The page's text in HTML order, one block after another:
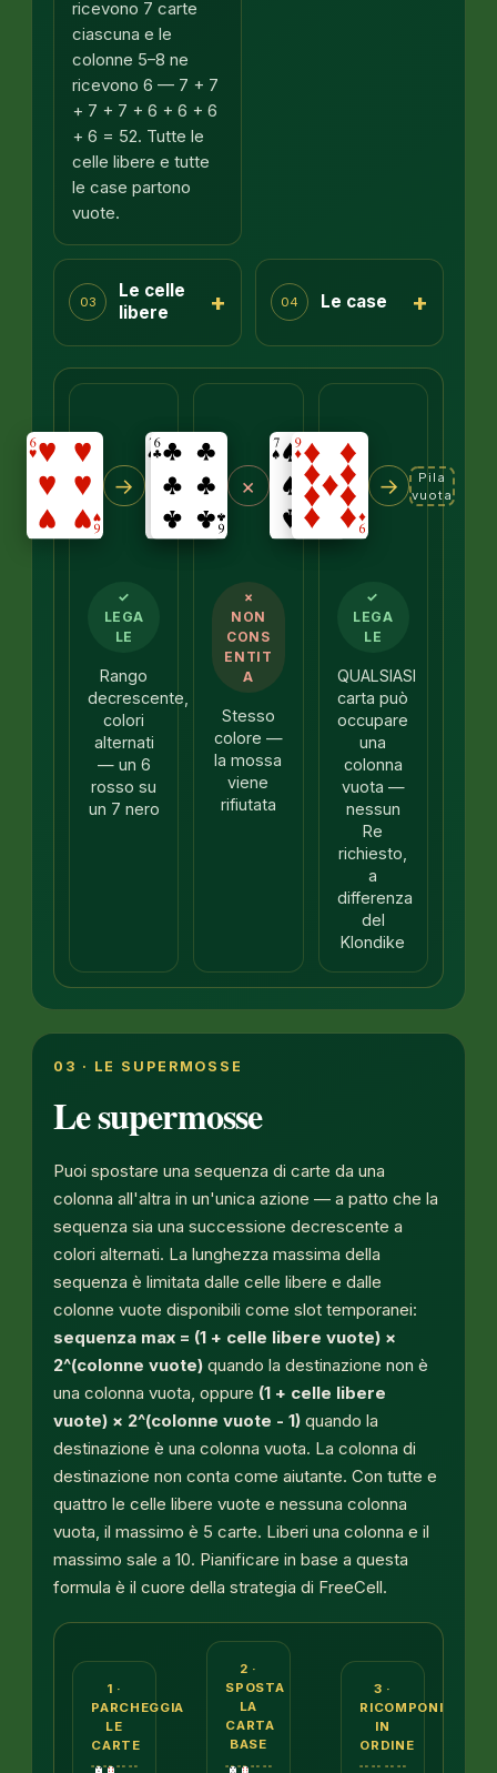
ricevono 7 carte
ciascuna e le
colonne 5–8 ne
ricevono 6 — 7 + 7
+ 7 + 7 + 6 + 6 + 6
+ 6 = 52. Tutte le
celle libere e tutte
le case partono
vuote.
03
Le celle
libere
+ 04 Le case +
→
✓
LEGA
LE
Rango
decrescente,
colori
alternati
— un 6
rosso su
un 7 nero
×
×
NON
CONS
ENTIT
A
Stesso
colore —
la mossa
viene
rifiutata
→
Pila
vuota
✓
LEGA
LE
QUALSIASI
carta può
occupare
una
colonna
vuota —
nessun
Re
richiesto,
a
differenza
del
Klondike
03 · LE SUPERMOSSE
Le supermosse
Puoi spostare una sequenza di carte da una
colonna all'altra in un'unica azione — a patto che la
sequenza sia una successione decrescente a
colori alternati. La lunghezza massima della
sequenza è limitata dalle celle libere e dalle
colonne vuote disponibili come slot temporanei:
sequenza max = (1 + celle libere vuote) ×
2^(colonne vuote) quando la destinazionenon è
una colonna vuota, oppure (1 + celle libere
vuote) × 2^(colonne vuote - 1) quando la
destinazioneè una colonna vuota. La colonna di
destinazione non conta come aiutante. Con tutte e
quattro le celle libere vuote e nessuna colonna
vuota, il massimo è 5 carte. Liberi una colonna e il
massimo sale a 10. Pianificare in base a questa
formula è il cuore della strategia di FreeCell.
Tre pannelli. Primo: una sequenza formata dal 7
1 ·
PARCHEGGIA
LE
CARTE
2 ·
SPOSTA
LA
CARTA
BASE
3 ·
RICOMPONI
IN
ORDINE